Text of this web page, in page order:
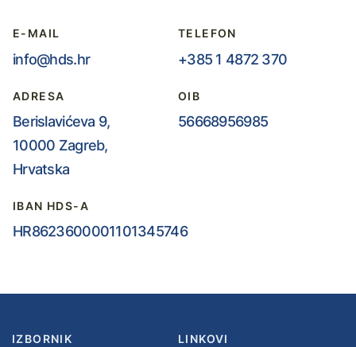
E-MAIL
info@hds.hr
TELEFON
+385 1 4872 370
ADRESA
Berislavićeva 9,
10000 Zagreb,
Hrvatska
OIB
56668956985
IBAN HDS-A
HR8623600001101345746
IZBORNIK LINKOVI